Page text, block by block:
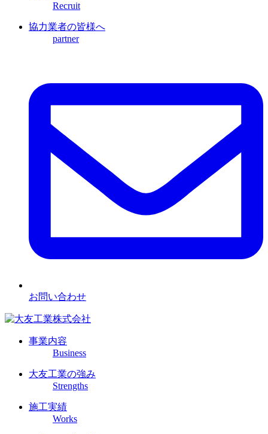
Recruit
協力業者の皆様へ
partner
お問い合わせ
事業内容
Business
大友工業の強み
Strengths
施工実績
Works